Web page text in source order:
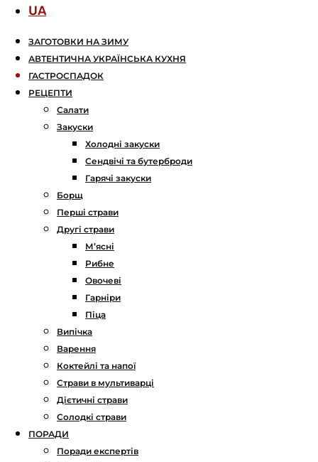
UA
ЗАГОТОВКИ НА ЗИМУ
АВТЕНТИЧНА УКРАЇНСЬКА КУХНЯ
ГАСТРОСПАДОК
РЕЦЕПТИ
Салати
Закуски
Холодні закуски
Сендвічі та бутерброди
Гарячі закуски
Борщ
Перші страви
Другі страви
М’ясні
Рибне
Овочеві
Гарніри
Піца
Випічка
Варення
Коктейлі та напої
Страви в мультиварці
Дієтичні страви
Солодкі страви
ПОРАДИ
Поради експертів